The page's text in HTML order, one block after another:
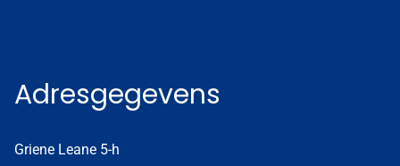
Adresgegevens
Griene Leane 5-h